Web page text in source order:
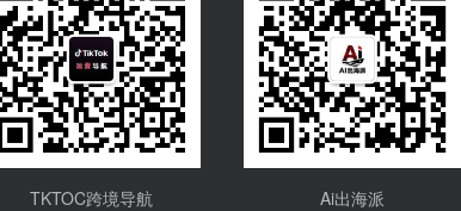
TKTOC跨境导航 Ai出海派